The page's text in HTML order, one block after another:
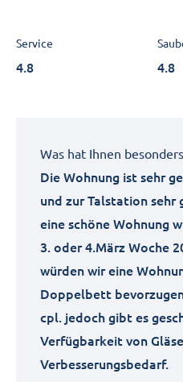
Service
4.8 4.8
Was hat Ihnen
Die Wohnung ist sehr
und zur Talstation sehr
eine schöne Wohnung
3. oder 4.März Woche
würden wir eine
Doppelbett
cpl. jedoch gibt es
Verfügbarkeit von
Verbesserungsbedarf.